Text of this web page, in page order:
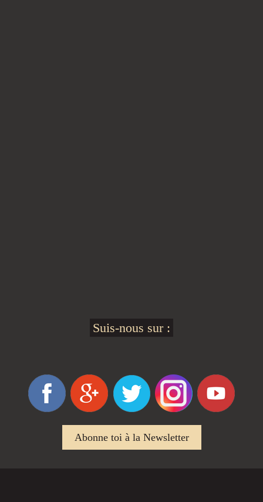
Suis-nous sur :
Abonne toi à la Newsletter